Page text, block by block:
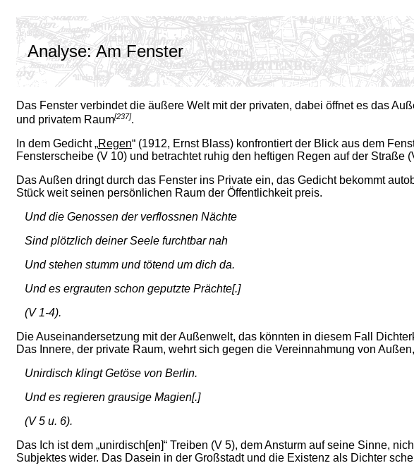
Analyse: Am Fenster
Das Fenster verbindet die äußere Welt mit der privaten, dabei öffnet es das
und privatem Raum[237].
In dem Gedicht „Regen“ (1912, Ernst Blass) konfrontiert der Blick aus dem
Fensterscheibe (V 10) und betrachtet ruhig den heftigen Regen auf der Straße
Das Außen dringt durch das Fenster ins Private ein, das Gedicht bekommt
Stück weit seinen persönlichen Raum der Öffentlichkeit preis.
Und die Genossen der verflossnen Nächte
Sind plötzlich deiner Seele furchtbar nah
Und stehen stumm und tötend um dich da.
Und es ergrauten schon geputzte Prächte[.]
(V 1-4).
Die Auseinandersetzung mit der Außenwelt, das könnten in diesem Fall
Das Innere, der private Raum, wehrt sich gegen die Vereinnahmung von
Unirdisch klingt Getöse von Berlin.
Und es regieren grausige Magien[.]
(V 5 u. 6).
Das Ich ist dem „unirdisch[en]“ Treiben (V 5), dem Ansturm auf seine Sinne,
Subjektes wider. Das Dasein in der Großstadt und die Existenz als Dichter